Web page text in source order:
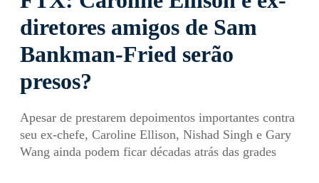
diretores amigos de Sam
Bankman-Fried serão
presos?
Apesar de prestarem depoimentos importantes contra
seu ex-chefe, Caroline Ellison, Nishad Singh e Gary
Wang ainda podem ficar décadas atrás das grades